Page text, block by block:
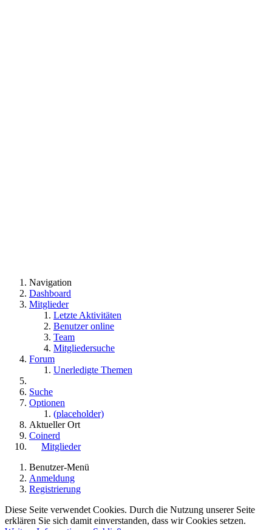
Navigation
Dashboard
Mitglieder
Letzte Aktivitäten
Benutzer online
Team
Mitgliedersuche
Forum
Unerledigte Themen
Suche
Optionen
(placeholder)
Aktueller Ort
Coinerd
Mitglieder
Benutzer-Menü
Anmeldung
Registrierung
Diese Seite verwendet Cookies. Durch die Nutzung unserer Seite
erklären Sie sich damit einverstanden, dass wir Cookies setzen.